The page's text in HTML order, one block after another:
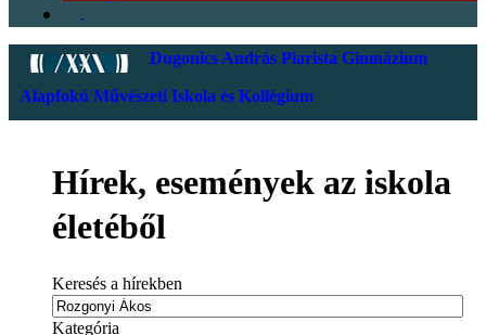
.
Dugonics András Piarista Gimnázium
Alapfokú Művészeti Iskola és Kollégium
Hírek, események az iskola
életéből
Keresés a hírekben
Kategória